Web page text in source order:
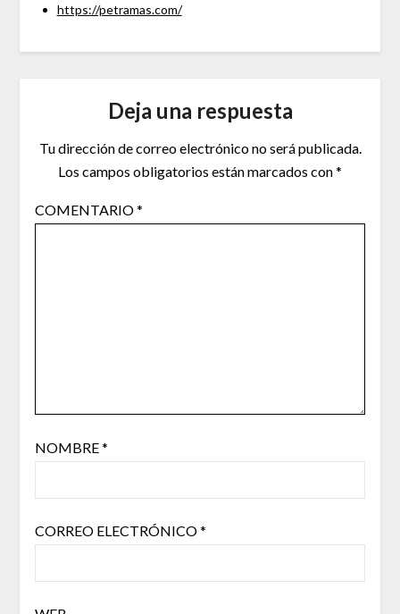
https://petramas.com/
Deja una respuesta
Tu dirección de correo electrónico no será publicada.
Los campos obligatorios están marcados con*
COMENTARIO*
NOMBRE*
CORREO ELECTRÓNICO*